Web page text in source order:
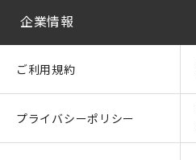
企業情報
ご利用規約
プライバシーポリシー